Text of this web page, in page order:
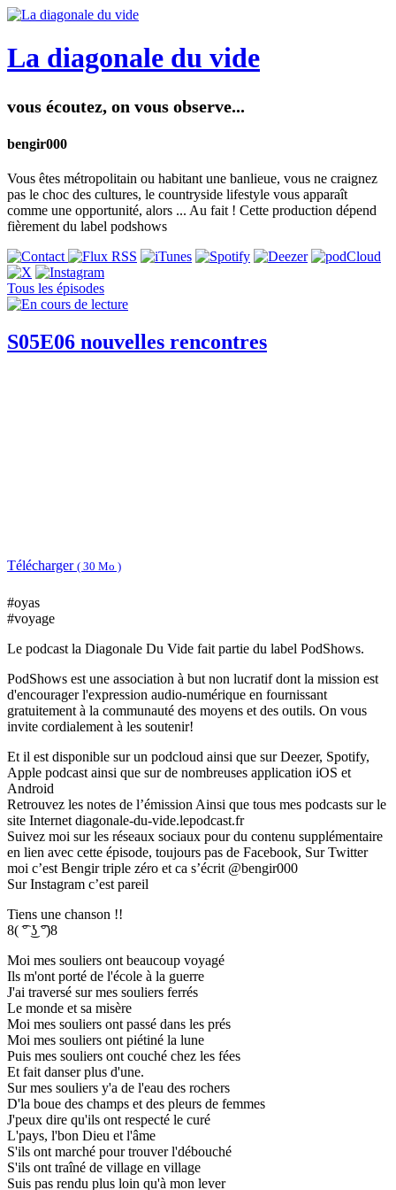
La diagonale du vide
vous écoutez, on vous observe...
bengir000
Vous êtes métropolitain ou habitant une banlieue, vous ne craignez
pas le choc des cultures, le countryside lifestyle vous apparaît
comme une opportunité, alors ... Au fait ! Cette production dépend
fièrement du label podshows
Tous les épisodes
S05E06 nouvelles rencontres
Télécharger ( 30 Mo )
#oyas
#voyage
Le podcast la Diagonale Du Vide fait partie du label PodShows.
PodShows est une association à but non lucratif dont la mission est
d'encourager l'expression audio-numérique en fournissant
gratuitement à la communauté des moyens et des outils. On vous
invite cordialement à les soutenir!
Et il est disponible sur un podcloud ainsi que sur Deezer, Spotify,
Apple podcast ainsi que sur de nombreuses application iOS et
Android
Retrouvez les notes de l’émission Ainsi que tous mes podcasts sur le
site Internet diagonale-du-vide.lepodcast.fr
Suivez moi sur les réseaux sociaux pour du contenu supplémentaire
en lien avec cette épisode, toujours pas de Facebook, Sur Twitter
moi c’est Bengir triple zéro et ca s’écrit @bengir000
Sur Instagram c’est pareil
Tiens une chanson !!
8( ͡° ͜ʖ ͡°)8
Moi mes souliers ont beaucoup voyagé
Ils m'ont porté de l'école à la guerre
J'ai traversé sur mes souliers ferrés
Le monde et sa misère
Moi mes souliers ont passé dans les prés
Moi mes souliers ont piétiné la lune
Puis mes souliers ont couché chez les fées
Et fait danser plus d'une.
Sur mes souliers y'a de l'eau des rochers
D'la boue des champs et des pleurs de femmes
J'peux dire qu'ils ont respecté le curé
L'pays, l'bon Dieu et l'âme
S'ils ont marché pour trouver l'débouché
S'ils ont traîné de village en village
Suis pas rendu plus loin qu'à mon lever